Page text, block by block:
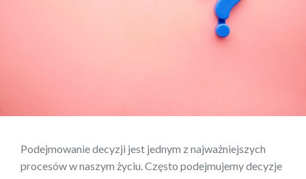
Podejmowanie decyzji jest jednym z najważniejszych
procesów w naszym życiu. Często podejmujemy decyzje